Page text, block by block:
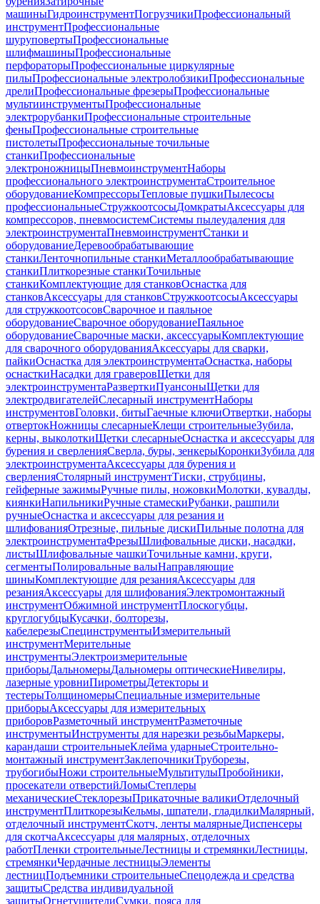
машиныГидроинструментПогрузчикиПрофессиональный
инструментПрофессиональные
шуруповертыПрофессиональные
шлифмашиныПрофессиональные
перфораторыПрофессиональные циркулярные
пилыПрофессиональные электролобзикиПрофессиональные
дрелиПрофессиональные фрезерыПрофессиональные
мультиинструментыПрофессиональные
электрорубанкиПрофессиональные строительные
феныПрофессиональные строительные
пистолетыПрофессиональные точильные
станкиПрофессиональные
электроножницыПневмоинструментНаборы
профессионального электроинструментаСтроительное
оборудованиеКомпрессорыТепловые пушкиПылесосы
профессиональныеСтружкоотсосыДомкратыАксессуары для
компрессоров, пневмосистемСистемы пылеудаления для
электроинструментаПневмоинструментСтанки и
оборудованиеДеревообрабатывающие
станкиЛенточнопильные станкиМеталлообрабатывающие
станкиПлиткорезные станкиТочильные
станкиКомплектующие для станковОснастка для
станковАксессуары для станковСтружкоотсосыАксессуары
для стружкоотсосовСварочное и паяльное
оборудованиеСварочное оборудованиеПаяльное
оборудованиеСварочные маски, аксессуарыКомплектующие
для сварочного оборудованияАксессуары для сварки,
пайкиОснастка для электроинструментаОснастка, наборы
оснасткиНасадки для граверовЩетки для
электроинструментаРазверткиПуансоныЩетки для
электродвигателейСлесарный инструментНаборы
инструментовГоловки, битыГаечные ключиОтвертки, наборы
отвертокНожницы слесарныеКлещи строительныеЗубила,
керны, выколоткиЩетки слесарныеОснастка и аксессуары для
бурения и сверленияСверла, буры, зенкерыКоронкиЗубила для
электроинструментаАксессуары для бурения и
сверленияСтолярный инструментТиски, струбцины,
гейферные зажимыРучные пилы, ножовкиМолотки, кувалды,
киянкиНапильникиРучные стамескиРубанки, рашпили
ручныеОснастка и аксессуары для резания и
шлифованияОтрезные, пильные дискиПильные полотна для
электроинструментаФрезыШлифовальные диски, насадки,
листыШлифовальные чашкиТочильные камни, круги,
сегментыПолировальные валыНаправляющие
шиныКомплектующие для резанияАксессуары для
резанияАксессуары для шлифованияЭлектромонтажный
инструментОбжимной инструментПлоскогубцы,
круглогубцыКусачки, болторезы,
кабелерезыСпецинструментыИзмерительный
инструментМерительные
инструментыЭлектроизмерительные
приборыДальномерыДальномеры оптическиеНивелиры,
лазерные уровниПирометрыДетекторы и
тестерыТолщиномерыСпециальные измерительные
приборыАксессуары для измерительных
приборовРазметочный инструментРазметочные
инструментыИнструменты для нарезки резьбыМаркеры,
карандаши строительныеКлейма ударныеСтроительно-
монтажный инструментЗаклепочникиТруборезы,
трубогибыНожи строительныеМультитулыПробойники,
просекатели отверстийЛомыСтеплеры
механическиеСтеклорезыПрикаточные валикиОтделочный
инструментПлиткорезыКельмы, шпатели, гладилкиМалярный,
отделочный инструментСкотч, ленты малярныеДиспенсеры
для скотчаАксессуары для малярных, отделочных
работПленки строительныеЛестницы и стремянкиЛестницы,
стремянкиЧердачные лестницыЭлементы
лестницПодъемники строительныеСпецодежда и средства
защитыСредства индивидуальной
защитыОгнетушителиСумки, пояса для